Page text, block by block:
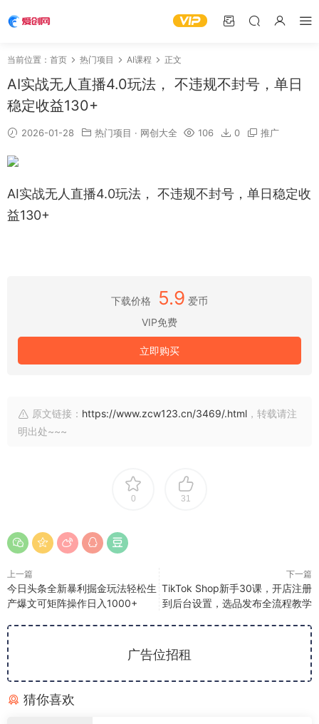
当前位置： 首页 热门项目 AI课程 正文
AI实战无人直播4.0玩法， 不违规不封号，单日
稳定收益130+
2026-01-28 热门项目 · 网创大全 106 0 推广
AI实战无人直播4.0玩法， 不违规不封号，单日稳定收
益130+
下载价格 5.9 爱币
VIP免费
立即购买
原文链接： https://www.zcw123.cn/3469/.html ，转载请注
明出处~~~
0 31
上一篇
今日头条全新暴利掘金玩法轻松生
产爆文可矩阵操作日入1000+
下一篇
TikTok Shop新手30课，开店注册
到后台设置，选品发布全流程教学
广告位招租
猜你喜欢